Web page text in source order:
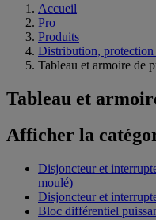
Accueil
Pro
Produits
Distribution, protection
Tableau et armoire de
Tableau et
Afficher la
Disjoncteur et
moulé)
Disjoncteur et
Bloc différentiel